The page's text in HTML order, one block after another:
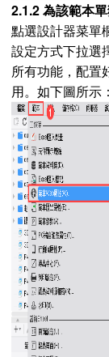
2.1.2 為該範本
點選設計器菜單
設定方式下拉選
所有功能，配置
用。如下圖所示：